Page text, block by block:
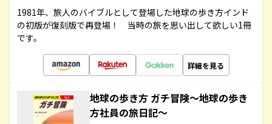
1981年、旅人のバイブルとして登場した地球の歩き方インド
の初版が復刻版で再登場！ 当時の旅を思い出して欲しい1冊
です。
詳細を見る
地球の歩き方 ガチ冒険～地球の歩き
方社員の旅日記～